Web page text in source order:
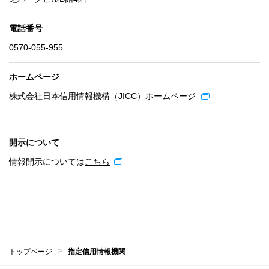
電話番号
0570-055-955
ホームページ
株式会社日本信用情報機構（JICC）ホームページ
開示について
情報開示についてはこちら
トップページ 指定信用情報機関